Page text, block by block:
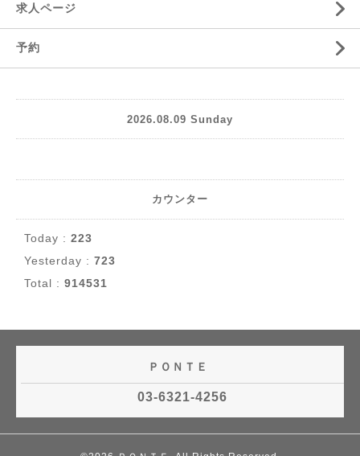
求人ページ
予約
2026.08.09 Sunday
カウンター
Today : 223
Yesterday : 723
Total : 914531
ＰＯＮＴＥ
03-6321-4256